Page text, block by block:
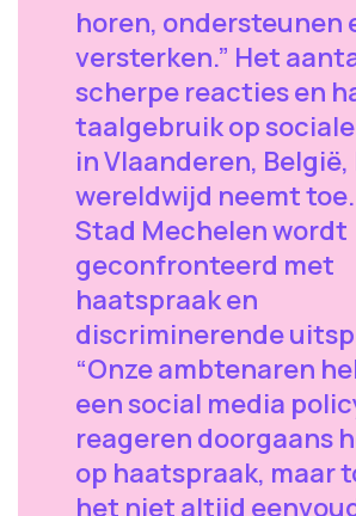
horen, ondersteunen
versterken.” Het
scherpe reacties en
taalgebruik op
in Vlaanderen, België,
wereldwijd neemt
Stad Mechelen wordt
geconfronteerd met
haatspraak en
discriminerende
“Onze ambtenaren
een social media
reageren doorgaans
op haatspraak, maar
het niet altijd